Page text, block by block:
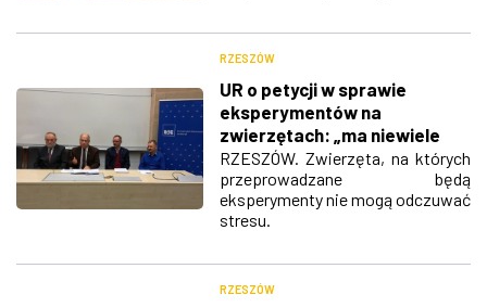
RZESZÓW
UR o petycji w sprawie
eksperymentów na
zwierzętach: „ma niewiele
wspólnego z
rzeczywistością”
RZESZÓW. Zwierzęta, na których
przeprowadzane będą
eksperymenty nie mogą odczuwać
stresu.
RZESZÓW